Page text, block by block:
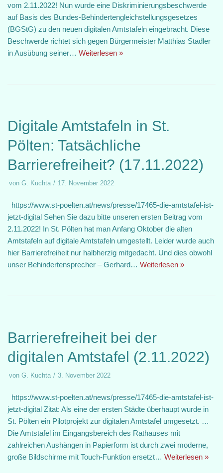
vom 2.11.2022! Nun wurde eine Diskriminierungsbeschwerde
auf Basis des Bundes-Behindertengleichstellungsgesetzes
(BGStG) zu den neuen digitalen Amtstafeln eingebracht. Diese
Beschwerde richtet sich gegen Bürgermeister Matthias Stadler
in Ausübung seiner… Weiterlesen »
Digitale Amtstafeln in St.
Pölten: Tatsächliche
Barrierefreiheit? (17.11.2022)
von G. Kuchta 17. November 2022
https://www.st-poelten.at/news/presse/17465-die-amtstafel-ist-
jetzt-digital Sehen Sie dazu bitte unseren ersten Beitrag vom
2.11.2022! In St. Pölten hat man Anfang Oktober die alten
Amtstafeln auf digitale Amtstafeln umgestellt. Leider wurde auch
hier Barrierefreiheit nur halbherzig mitgedacht. Und dies obwohl
unser Behindertensprecher – Gerhard… Weiterlesen »
Barrierefreiheit bei der
digitalen Amtstafel (2.11.2022)
von G. Kuchta 3. November 2022
https://www.st-poelten.at/news/presse/17465-die-amtstafel-ist-
jetzt-digital Zitat: Als eine der ersten Städte überhaupt wurde in
St. Pölten ein Pilotprojekt zur digitalen Amtstafel umgesetzt. …
Die Amtstafel im Eingangsbereich des Rathauses mit
zahlreichen Aushängen in Papierform ist durch zwei moderne,
große Bildschirme mit Touch-Funktion ersetzt… Weiterlesen »